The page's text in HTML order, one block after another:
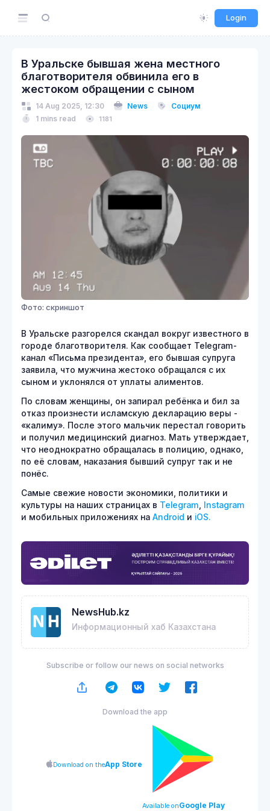
Login
В Уральске бывшая жена местного
благотворителя обвинила его в
жестоком обращении с сыном
14 Aug 2025, 12:30 News
Социум
1 mins read
1181
Фото: скриншот
В Уральске разгорелся скандал вокруг известного в
городе благотворителя. Как сообщает Telegram-
канал «Письма президента», его бывшая супруга
заявила, что мужчина жестоко обращался с их
сыном и уклонялся от уплаты алиментов.
По словам женщины, он запирал ребёнка и бил за
отказ произнести исламскую декларацию веры -
«калиму». После этого мальчик перестал говорить
и получил медицинский диагноз. Мать утверждает,
что неоднократно обращалась в полицию, однако,
по её словам, наказания бывший супруг так и не
понёс.
Самые свежие новости экономики, политики и
культуры на наших страницах в Telegram
Instagram
и мобильных приложениях на Android и iOS.
NewsHub.kz
Информационный хаб Казахстана
Subscribe or follow our news on social networks
Download the app
Download on theApp Store
Available onGoogle Play